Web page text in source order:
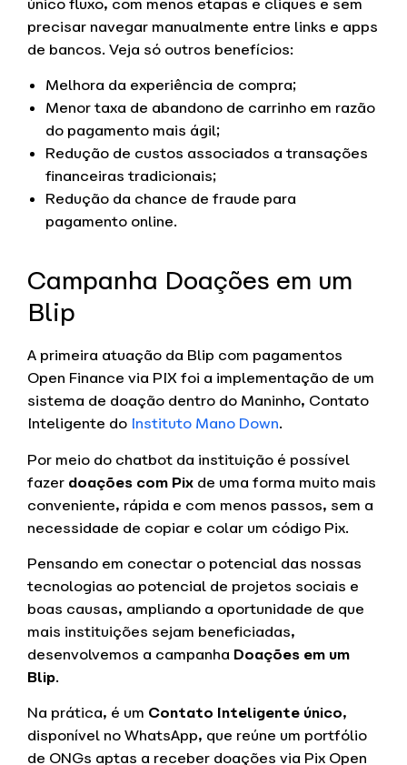
único fluxo, com menos etapas e cliques e sem
precisar navegar manualmente entre links e apps
de bancos. Veja só outros benefícios:
Melhora da experiência de compra;
Menor taxa de abandono de carrinho em razão
do pagamento mais ágil;
Redução de custos associados a transações
financeiras tradicionais;
Redução da chance de fraude para
pagamento online.
Campanha Doações em um
Blip
A primeira atuação da Blip com pagamentos
Open Finance via PIX foi a implementação de um
sistema de doação dentro do Maninho, Contato
Inteligente do Instituto Mano Down.
Por meio do chatbot da instituição é possível
fazer doações com Pix de uma forma muito mais
conveniente, rápida e com menos passos, sem a
necessidade de copiar e colar um código Pix.
Pensando em conectar o potencial das nossas
tecnologias ao potencial de projetos sociais e
boas causas, ampliando a oportunidade de que
mais instituições sejam beneficiadas,
desenvolvemos a campanha Doações em um
Blip.
Na prática, é um Contato Inteligente único,
disponível no WhatsApp, que reúne um portfólio
de ONGs aptas a receber doações via Pix Open